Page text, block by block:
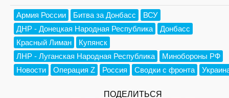
Армия России Битва за Донбасс
ВСУ
ДНР - Донецкая Народная Республика
Донбасс
Красный Лиман
Купянск
ЛНР - Луганская Народная Республика
Минобороны РФ
Новости
Операция Z Россия Сводки с фронта
ПОДЕЛИТЬСЯ